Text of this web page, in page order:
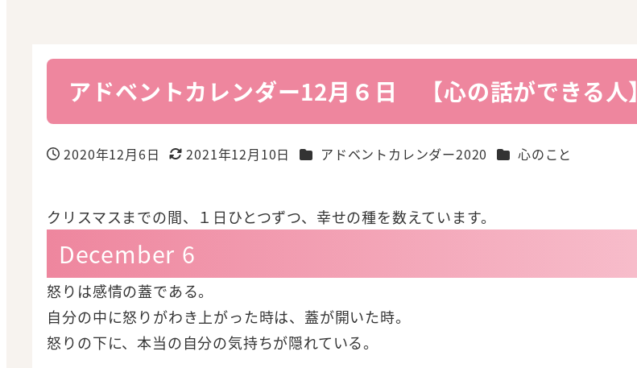
アドベントカレンダー12月６日 【心の話ができる人】
投稿日
2020年12月6日
更新日
2021年12月10日 カテゴリー
アドベントカレンダー2020 カテゴリー
心のこと
クリスマスまでの間、１日ひとつずつ、幸せの種を数えています。
December 6
怒りは感情の蓋である。
自分の中に怒りがわき上がった時は、蓋が開いた時。
怒りの下に、本当の自分の気持ちが隠れている。